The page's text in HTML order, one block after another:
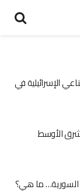
الإسرائيلية في
الأوسط
السورية… ما هي؟